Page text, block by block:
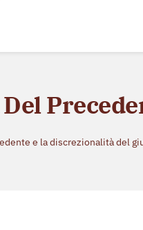
e la discrezionalità del